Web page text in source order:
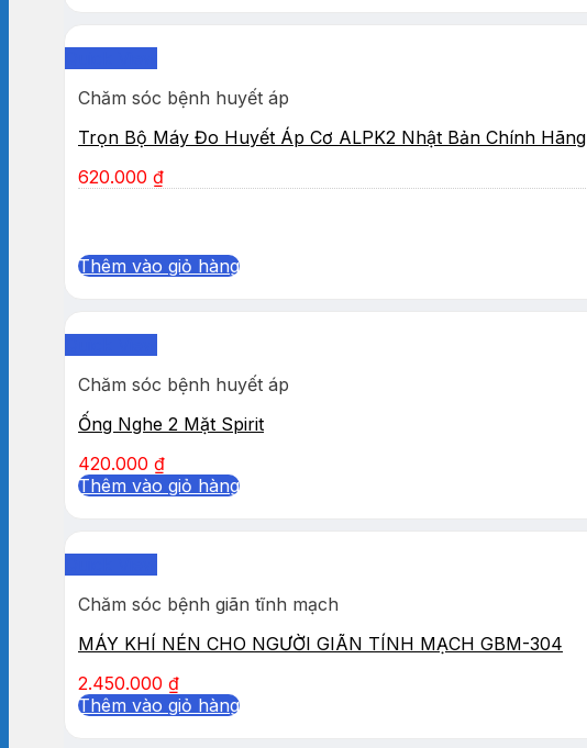
Chăm sóc bệnh huyết áp
Trọn Bộ Máy Đo Huyết Áp Cơ ALPK2 Nhật Bản Chính Hãng
620.000 ₫
Thêm vào giỏ hàng
Chăm sóc bệnh huyết áp
Ống Nghe 2 Mặt Spirit
420.000 ₫
Thêm vào giỏ hàng
Chăm sóc bệnh giãn tĩnh mạch
MÁY KHÍ NÉN CHO NGƯỜI GIÃN TÍNH MẠCH GBM-304
2.450.000 ₫
Thêm vào giỏ hàng